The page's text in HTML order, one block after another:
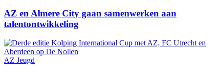
AZ en Almere City gaan samenwerken aan
talentontwikkeling
AZ Jeugd